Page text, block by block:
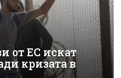
от ЕС искат
кризата в